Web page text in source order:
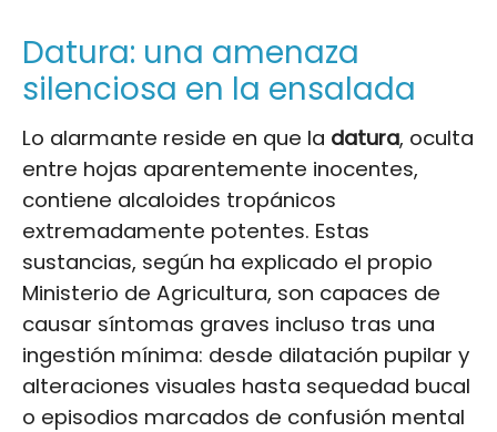
Datura: una amenaza
silenciosa en la ensalada
Lo alarmante reside en que la datura, oculta
entre hojas aparentemente inocentes,
contiene alcaloides tropánicos
extremadamente potentes. Estas
sustancias, según ha explicado el propio
Ministerio de Agricultura, son capaces de
causar síntomas graves incluso tras una
ingestión mínima: desde dilatación pupilar y
alteraciones visuales hasta sequedad bucal
o episodios marcados de confusión mental